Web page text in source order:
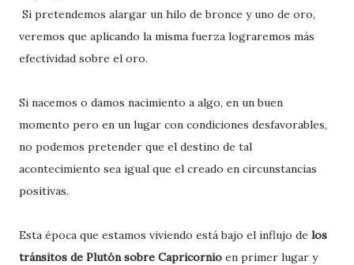
Si pretendemos alargar un hilo de bronce y uno de oro,
veremos que aplicando la misma fuerza lograremos más
efectividad sobre el oro.
Si nacemos o damos nacimiento a algo, en un buen
momento pero en un lugar con condiciones desfavorables,
no podemos pretender que el destino de tal
acontecimiento sea igual que el creado en circunstancias
positivas.
Esta época que estamos viviendo está bajo el influjo de los
tránsitos de Plutón sobre Capricornio en primer lugar y